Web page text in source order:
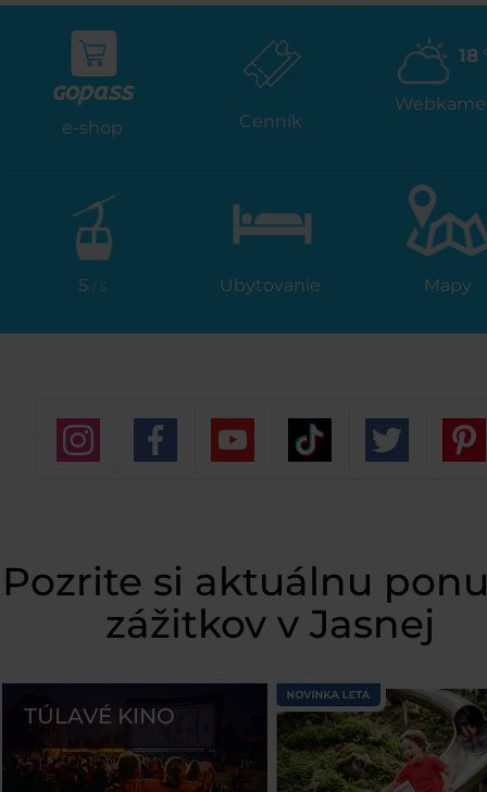
e-shop Cenník
18
5 / 5 Ubytovanie Mapy
Pozrite si aktuálnu
zážitkov v Jasnej
TÚLAVÉ KINO